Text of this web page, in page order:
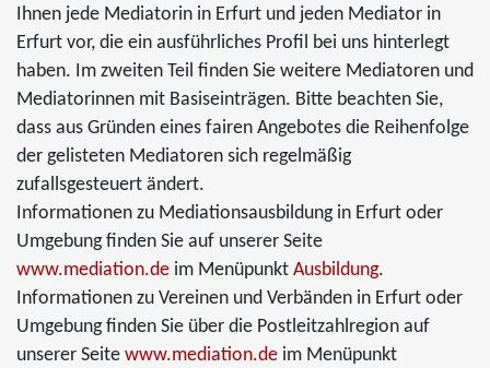
Ihnen jede Mediatorin in Erfurt und jeden Mediator in
Erfurt vor, die ein ausführliches Profil bei uns hinterlegt
haben. Im zweiten Teil finden Sie weitere Mediatoren und
Mediatorinnen mit Basiseinträgen. Bitte beachten Sie,
dass aus Gründen eines fairen Angebotes die Reihenfolge
der gelisteten Mediatoren sich regelmäßig
zufallsgesteuert ändert.
Informationen zu Mediationsausbildung in Erfurt oder
Umgebung finden Sie auf unserer Seite
www.mediation.de im Menüpunkt Ausbildung.
Informationen zu Vereinen und Verbänden in Erfurt oder
Umgebung finden Sie über die Postleitzahlregion auf
unserer Seite www.mediation.de im Menüpunkt